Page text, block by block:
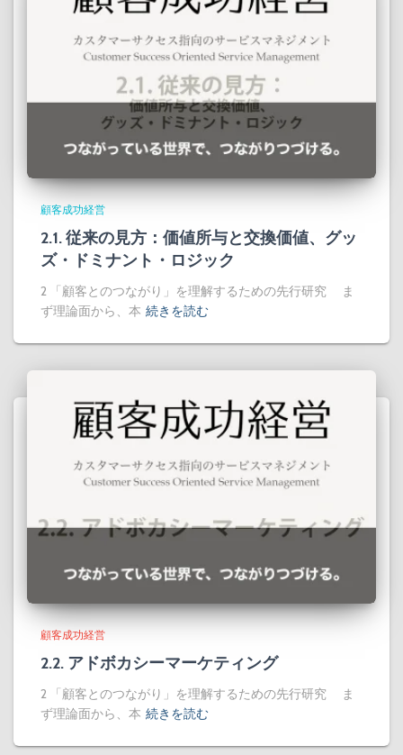
顧客成功経営
2.1. 従来の見方：価値所与と交換価値、グッ
ズ・ドミナント・ロジック
2 「顧客とのつながり」を理解するための先行研究 ま
ず理論面から、本 続きを読む
顧客成功経営
2.2. アドボカシーマーケティング
2 「顧客とのつながり」を理解するための先行研究 ま
ず理論面から、本 続きを読む